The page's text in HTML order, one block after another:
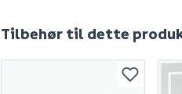
Tilbehør til dette